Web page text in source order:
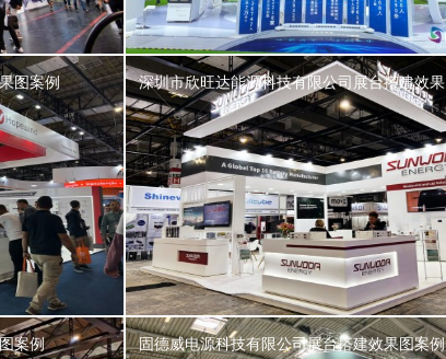
图案例 深圳市欣旺达能源科技有限公司展台搭建效
案例 固德威电源科技有限公司展台搭建效果图案例